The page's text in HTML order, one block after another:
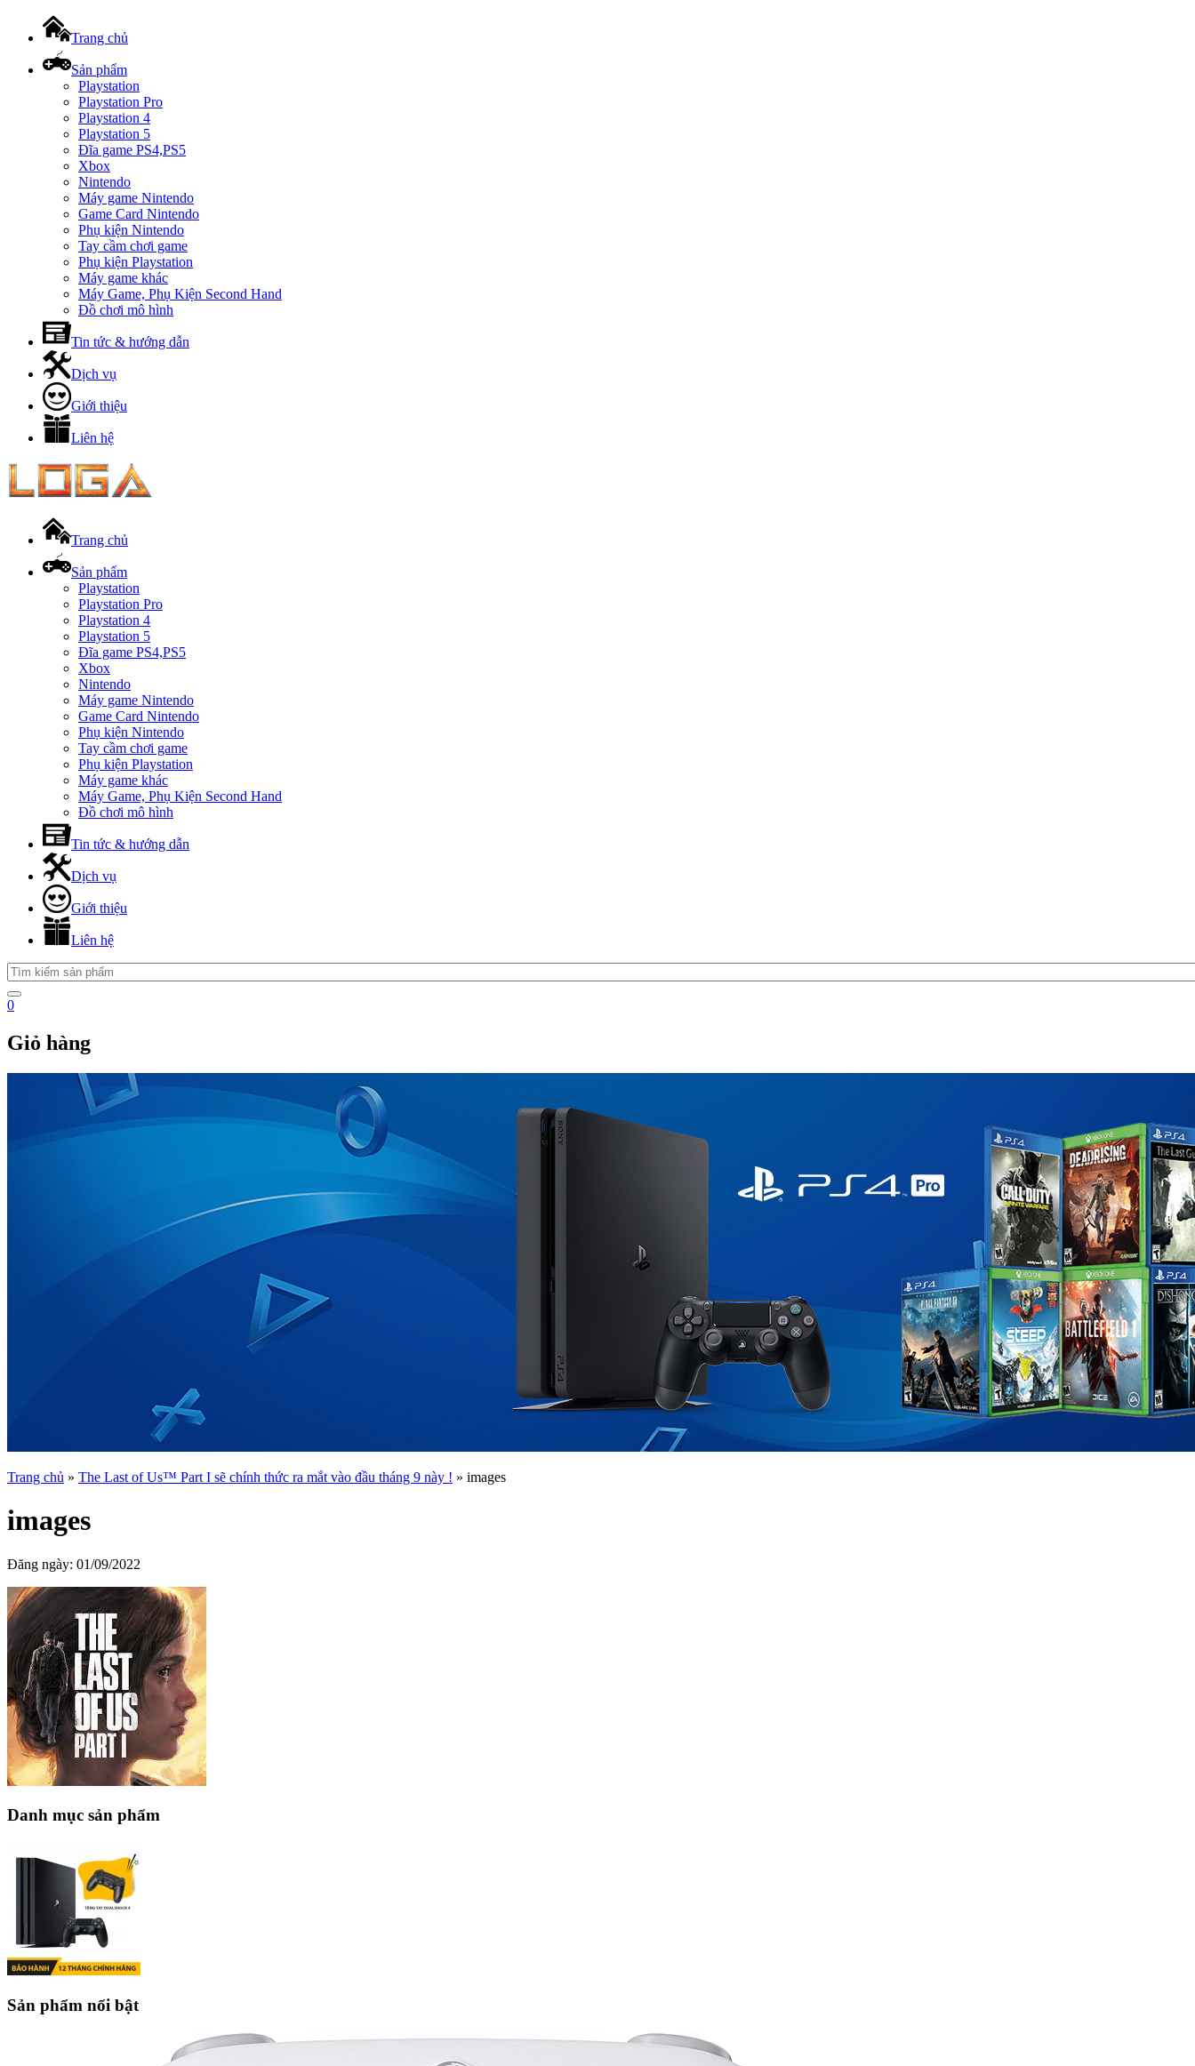
Trang chủ
Sản phẩm
Playstation
Playstation Pro
Playstation 4
Playstation 5
Đĩa game PS4,PS5
Xbox
Nintendo
Máy game Nintendo
Game Card Nintendo
Phụ kiện Nintendo
Tay cầm chơi game
Phụ kiện Playstation
Máy game khác
Máy Game, Phụ Kiện Second Hand
Đồ chơi mô hình
Tin tức & hướng dẫn
Dịch vụ
Giới thiệu
Liên hệ
Trang chủ
Sản phẩm
Playstation
Playstation Pro
Playstation 4
Playstation 5
Đĩa game PS4,PS5
Xbox
Nintendo
Máy game Nintendo
Game Card Nintendo
Phụ kiện Nintendo
Tay cầm chơi game
Phụ kiện Playstation
Máy game khác
Máy Game, Phụ Kiện Second Hand
Đồ chơi mô hình
Tin tức & hướng dẫn
Dịch vụ
Giới thiệu
Liên hệ
0
Giỏ hàng
Trang chủ » The Last of Us™ Part I sẽ chính thức ra mắt vào đầu tháng 9 này ! » images
images
Đăng ngày: 01/09/2022
Danh mục sản phẩm
Sản phẩm nổi bật